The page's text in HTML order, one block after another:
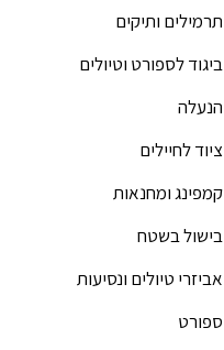
תרמילים ותיקים
ביגוד לספורט וטיולים
הנעלה
ציוד לחיילים
קמפינג ומחנאות
בישול בשטח
אביזרי טיולים ונסיעות
ספורט